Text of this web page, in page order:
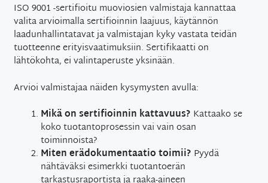
ISO 9001 -sertifioitu muoviosien valmistaja kannattaa
valita arvioimalla sertifioinnin laajuus, käytännön
laadunhallintatavat ja valmistajan kyky vastata teidän
tuotteenne erityisvaatimuksiin. Sertifikaatti on
lähtökohta, ei valintaperuste yksinään.
Arvioi valmistajaa näiden kysymysten avulla:
Mikä on sertifioinnin kattavuus? Kattaako se
koko tuotantoprosessin vai vain osan
toiminnoista?
Miten erädokumentaatio toimii? Pyydä
nähtäväksi esimerkki tuotantoerän